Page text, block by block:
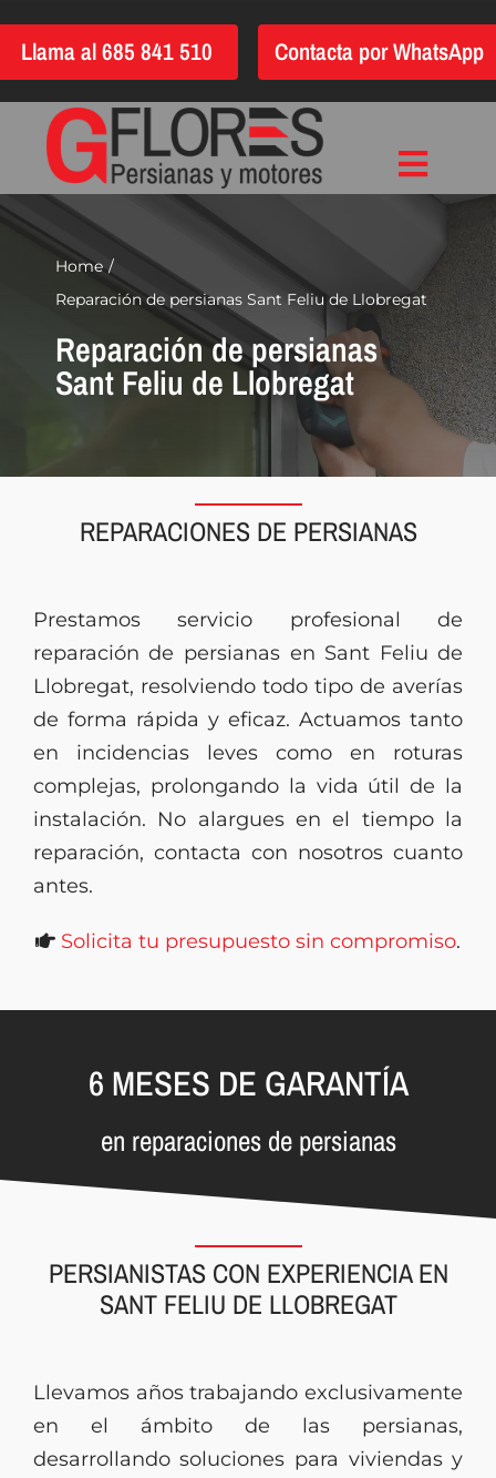
contenido
Llama al 685 841 510 Contacta por WhatsApp
Toggle
Instalación
Reparación
Motorización
Automatización
Presupuesto
Home
Reparación de persianas Sant Feliu de Llobregat
Reparación de persianas
Sant Feliu de Llobregat
REPARACIONES DE PERSIANAS
Prestamos servicio profesional de
reparación de persianas en Sant Feliu de
Llobregat, resolviendo todo tipo de averías
de forma rápida y eficaz. Actuamos tanto
en incidencias leves como en roturas
complejas, prolongando la vida útil de la
instalación. No alargues en el tiempo la
reparación, contacta con nosotros cuanto
antes.
Solicita tu presupuesto sin compromiso.
6 MESES DE GARANTÍA
en reparaciones de persianas
PERSIANISTAS CON EXPERIENCIA EN
SANT FELIU DE LLOBREGAT
Llevamos años trabajando exclusivamente
en el ámbito de las persianas,
desarrollando soluciones para viviendas y